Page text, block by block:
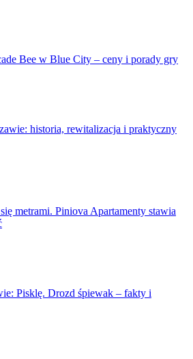
Bee w Blue City – ceny i porady gry
historia, rewitalizacja i praktyczny
metrami. Piniova Apartamenty stawia
Pisklę. Drozd śpiewak – fakty i